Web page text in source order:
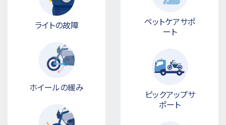
ライトの故障
ホイールの緩み
ペットケアサポ
ート
ピックアップサ
ポート